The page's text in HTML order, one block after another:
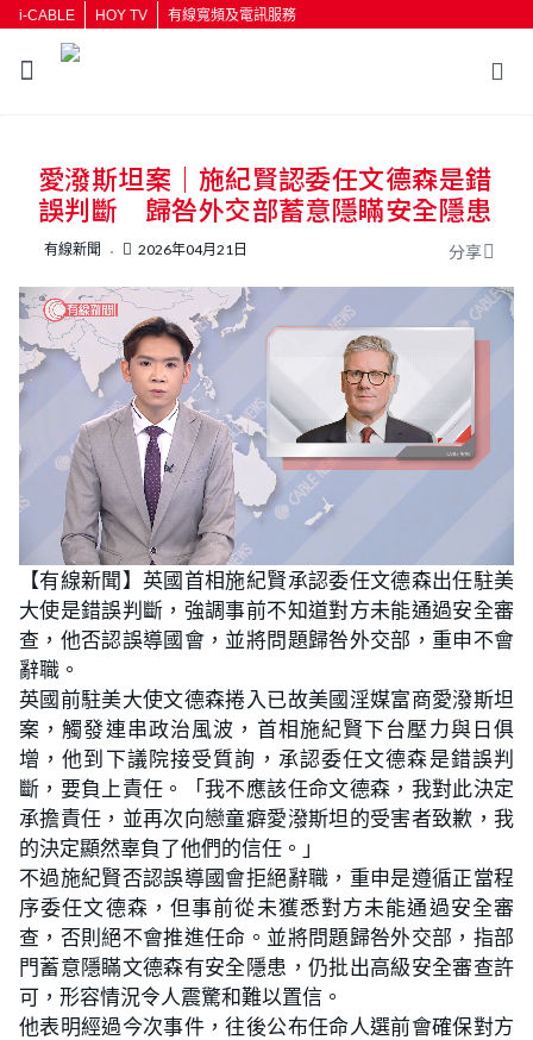
i-CABLE HOY TV 有線寬頻及電訊服務
按輸入鍵開始搜尋
愛潑斯坦案｜施紀賢認委任文德森是錯
誤判斷 歸咎外交部蓄意隱瞞安全隱患
有線新聞 2026年04月21日 分享
U
n
m
t
e
L
o
a
d
e
:
2
5
5
%
【有線新聞】英國首相施紀賢承認委任文德森出任駐美
大使是錯誤判斷，強調事前不知道對方未能通過安全審
查，他否認誤導國會，並將問題歸咎外交部，重申不會
辭職。
英國前駐美大使文德森捲入已故美國淫媒富商愛潑斯坦
案，觸發連串政治風波，首相施紀賢下台壓力與日俱
增，他到下議院接受質詢，承認委任文德森是錯誤判
斷，要負上責任。「我不應該任命文德森，我對此決定
承擔責任，並再次向戀童癖愛潑斯坦的受害者致歉，我
的決定顯然辜負了他們的信任。」
不過施紀賢否認誤導國會拒絕辭職，重申是遵循正當程
序委任文德森，但事前從未獲悉對方未能通過安全審
查，否則絕不會推進任命。並將問題歸咎外交部，指部
門蓄意隱瞞文德森有安全隱患，仍批出高級安全審查許
可，形容情況令人震驚和難以置信。
他表明經過今次事件，往後公布任命人選前會確保對方